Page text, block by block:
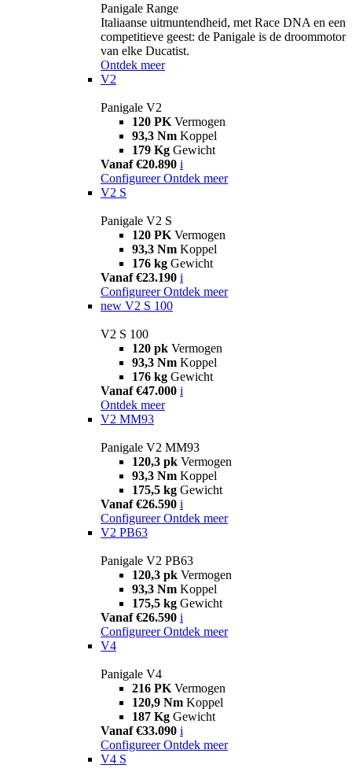
Panigale Range
Italiaanse uitmuntendheid, met Race DNA en een
competitieve geest: de Panigale is de droommotor
van elke Ducatist.
Ontdek meer
V2
Panigale V2
120 PK Vermogen
93,3 Nm Koppel
179 Kg Gewicht
Vanaf €20.890 i
Configureer Ontdek meer
V2 S
Panigale V2 S
120 PK Vermogen
93,3 Nm Koppel
176 kg Gewicht
Vanaf €23.190 i
Configureer Ontdek meer
new V2 S 100
V2 S 100
120 pk Vermogen
93,3 Nm Koppel
176 kg Gewicht
Vanaf €47.000 i
Ontdek meer
V2 MM93
Panigale V2 MM93
120,3 pk Vermogen
93,3 Nm Koppel
175,5 kg Gewicht
Vanaf €26.590 i
Configureer Ontdek meer
V2 PB63
Panigale V2 PB63
120,3 pk Vermogen
93,3 Nm Koppel
175,5 kg Gewicht
Vanaf €26.590 i
Configureer Ontdek meer
V4
Panigale V4
216 PK Vermogen
120,9 Nm Koppel
187 Kg Gewicht
Vanaf €33.090 i
Configureer Ontdek meer
V4 S